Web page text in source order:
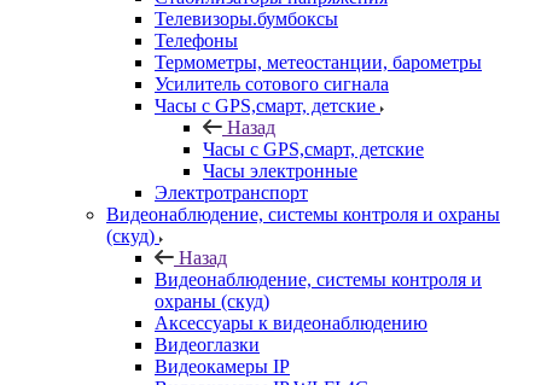
Телевизоры.бумбоксы
Телефоны
Термометры, метеостанции, барометры
Усилитель сотового сигнала
Часы с GPS,смарт, детские
Назад
Часы с GPS,смарт, детские
Часы электронные
Электротранспорт
Видеонаблюдение, системы контроля и охраны
(скуд)
Назад
Видеонаблюдение, системы контроля и
охраны (скуд)
Аксессуары к видеонаблюдению
Видеоглазки
Видеокамеры IP